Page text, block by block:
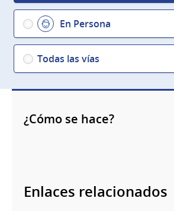
En Persona
Todas las vías
¿Cómo se hace?
Enlaces relacionados